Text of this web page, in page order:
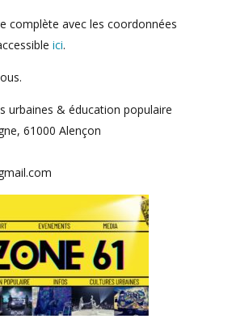
complète avec les coordonnées
ici.
urbaines & éducation populaire
61000 Alençon